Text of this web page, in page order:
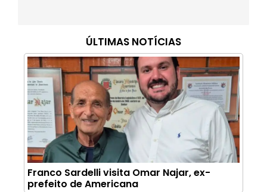
ÚLTIMAS NOTÍCIAS
Franco Sardelli visita Omar Najar, ex-
prefeito de Americana